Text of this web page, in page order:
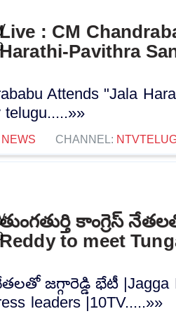
Live : CM
Harathi-Pavithra
Attends "Jala
NEWS CHANNEL:
తుంగతుర్తి కాంగ్రెస్
Reddy to meet
జగ్గారెడ్డి భేటీ |Jagga
leaders |10TV.....»»